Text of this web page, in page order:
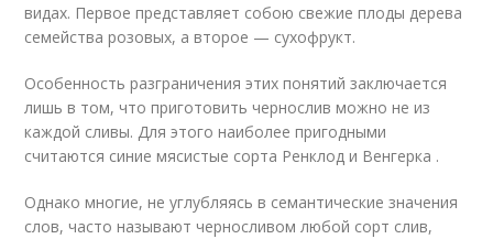
видах. Первое представляет собою свежие плоды дерева
семейства розовых, а второе — сухофрукт.
Особенность разграничения этих понятий заключается
лишь в том, что приготовить чернослив можно не из
каждой сливы. Для этого наиболее пригодными
считаются синие мясистые сорта Ренклод и Венгерка .
Однако многие, не углубляясь в семантические значения
слов, часто называют черносливом любой сорт слив,